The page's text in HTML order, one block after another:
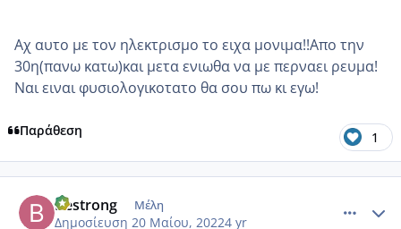
Αχ αυτο με τον ηλεκτρισμο το ειχα μονιμα!!Απο την
30η(πανω κατω)και μετα ενιωθα να με περναει ρευμα!
Ναι ειναι φυσιολογικοτατο θα σου πω κι εγω!
Παράθεση 1
Bestrong Μέλη
Δημοσίευση 20 Μαίου, 20224 yr